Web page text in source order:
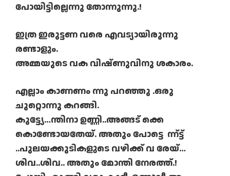
പോയിട്ടില്ലെന്നു തോന്നുന്നു.!
ഇത്ര ഇരുട്ടണ വരെ എവട്യായിരുന്നു
രണ്ടാളും.
അമ്മയുടെ വക വിഷ്ണുവിനു ശകാരം.
എല്ലാം കാണണം ന്നു പറഞ്ഞു .ഒരു
ചുറ്റൊന്നു കറങ്ങി.
കുട്ട്യേ…ന്തിനാ ഉണ്ണി..അങ്ങട് ക്കെ
കൊണ്ടോയതേയ്. അതും പോട്ടെ ന്ന്ട്ട്
..പുലയക്കുടികളുടെ വഴിക്ക് വ രേയ്…
ശിവ..ശിവ.. അതും മോന്തി നേരത്ത്.!